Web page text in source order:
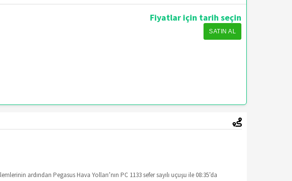
Fiyatlar için tarih seçin
SATIN AL
ardından Pegasus Hava Yolları’nın PC 1133 sefer sayılı uçuşu ile 08:35’da